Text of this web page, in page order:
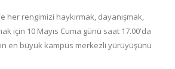
her rengimizi haykırmak, dayanışmak,
için 10 Mayıs Cuma günü saat 17.00'da
en büyük kampüs merkezli yürüyüşünü